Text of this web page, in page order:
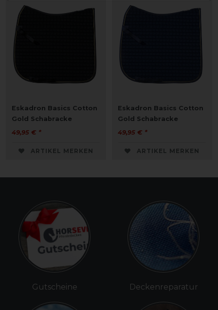
Eskadron Basics Cotton
Gold Schabracke
49,95 € *
ARTIKEL MERKEN
Eskadron Basics Cotton
Gold Schabracke
49,95 € *
ARTIKEL MERKEN
Gutscheine Deckenreparatur